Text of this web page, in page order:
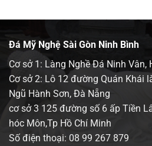
Đá Mỹ Nghệ Sài Gòn Ninh Bình
Cơ sở 1: Làng Nghề Đá Ninh Vân,
Cơ sở 2: Lô 12 đường Quán Khái
Ngũ Hành Sơn, Đà Nẵng
cơ sở 3 125 đường số 6 ấp Tiền
hóc Môn,Tp Hồ Chí Minh
Số điện thoại: 08 99 267 879